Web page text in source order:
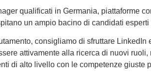
qualificati in Germania, piattaforme
un ampio bacino di candidati
consigliamo di sfruttare
attivamente alla ricerca di nuovi
di alto livello con le competenze giuste